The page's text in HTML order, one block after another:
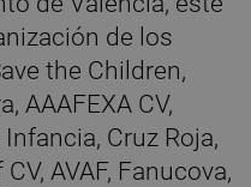
de los
the Children,
AAAFEXA CV,
Cruz Roja,
AVAF, Fanucova,